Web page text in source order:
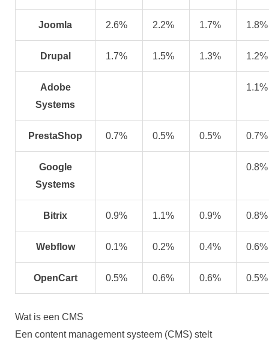
Joomla 2.6% 2.2% 1.7% 1.8%
Drupal 1.7% 1.5% 1.3% 1.2%
Adobe
Systems
1.1%
PrestaShop 0.7% 0.5% 0.5% 0.7%
Google
Systems
0.8%
Bitrix 0.9% 1.1% 0.9% 0.8%
Webflow 0.1% 0.2% 0.4% 0.6%
OpenCart 0.5% 0.6% 0.6% 0.5%
Wat is een CMS
Een content management systeem (CMS) stelt